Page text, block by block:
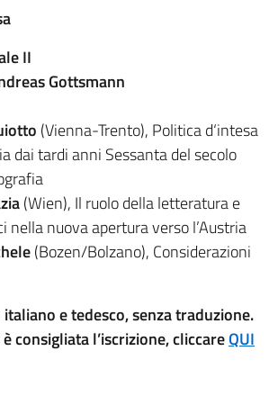
II
Gottsmann
(Vienna-Trento), Politica d‘intesa
dai tardi anni Sessanta del secolo
(Wien), Il ruolo della letteratura e
nella nuova apertura verso l’Austria
(Bozen/Bolzano), Considerazioni
italiano e tedesco, senza traduzione.
consigliata l’iscrizione, cliccareQUI